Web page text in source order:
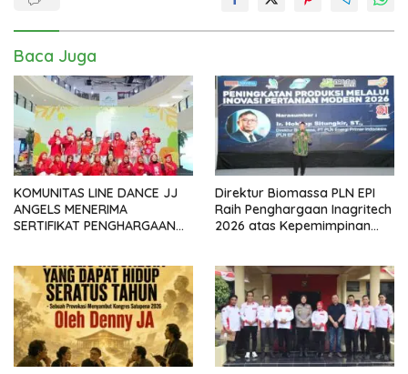
Baca Juga
KOMUNITAS LINE DANCE JJ
ANGELS MENERIMA
SERTIFIKAT PENGHARGAAN
Direktur Biomassa PLN EPI
Raih Penghargaan Inagritech
2026 atas Kepemimpinan